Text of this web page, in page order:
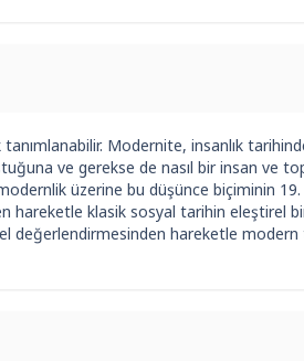
Modernite, insanlık
ve gerekse de nasıl bir insan ve
üzerine bu düşünce biçiminin 19.
hareketle klasik sosyal tarihin eleştirel
değerlendirmesinden hareketle modern